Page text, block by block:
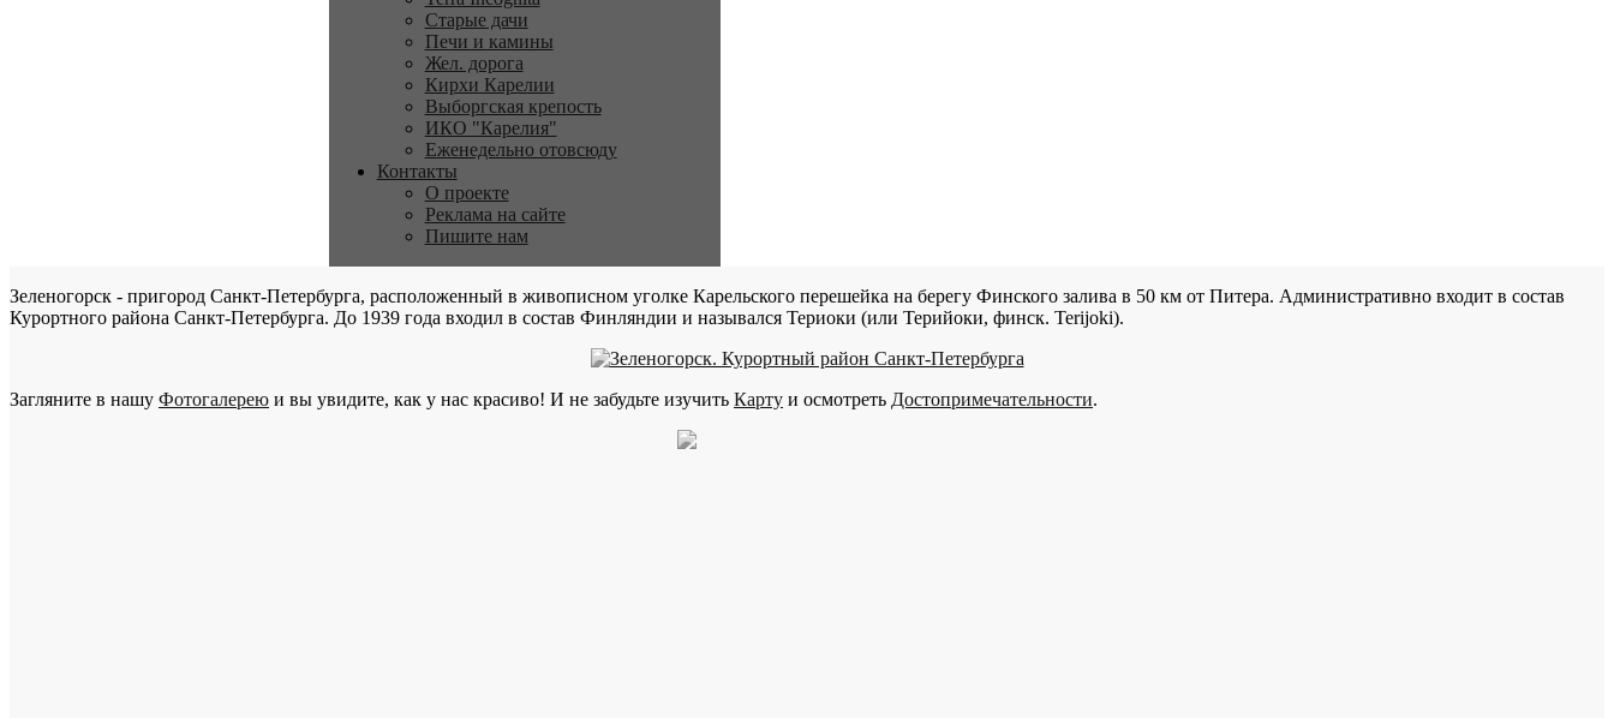
Старые дачи
Печи и камины
Жел. дорога
Кирхи Карелии
Выборгская крепость
ИКО "Карелия"
Еженедельно отовсюду
Контакты
О проекте
Реклама на сайте
Пишите нам
Зеленогорск - пригород Санкт-Петербурга, расположенный в живописном уголке Карельского перешейка на берегу Финского залива в 50 км от Питера. Административно входит в состав
Курортного района Санкт-Петербурга. До 1939 года входил в состав Финляндии и назывался Териоки (или Терийоки, финск. Terijoki).
Загляните в нашу Фотогалерею и вы увидите, как у нас красиво! И не забудьте изучить Карту и осмотреть Достопримечательности.